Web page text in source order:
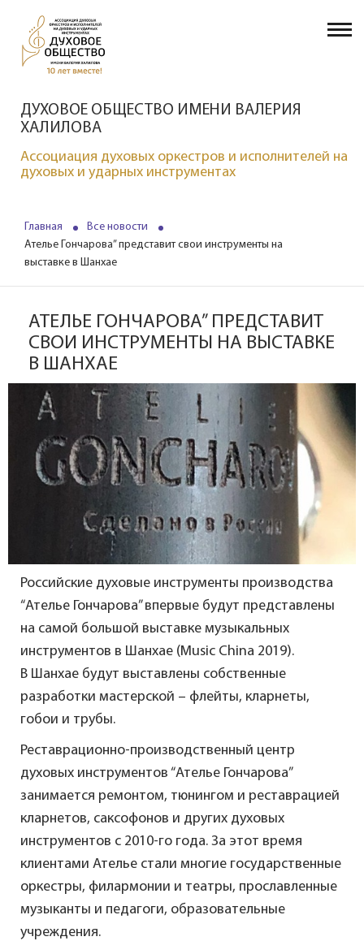
ДУХОВОЕ ОБЩЕСТВО ИМЕНИ ВАЛЕРИЯ
ХАЛИЛОВА
Ассоциация духовых оркестров и исполнителей на
духовых и ударных инструментах
Главная
Все новости
Ателье Гончарова” представит свои инструменты на
выставке в Шанхае
АТЕЛЬЕ ГОНЧАРОВА” ПРЕДСТАВИТ
СВОИ ИНСТРУМЕНТЫ НА ВЫСТАВКЕ
В ШАНХАЕ
Российские духовые инструменты производства
“Ателье Гончарова” впервые будут представлены
на самой большой выставке музыкальных
инструментов в Шанхае (Music China 2019).
В Шанхае будут выставлены собственные
разработки мастерской – флейты, кларнеты,
гобои и трубы.
Реставрационно-производственный центр
духовых инструментов “Ателье Гончарова”
занимается ремонтом, тюнингом и реставрацией
кларнетов, саксофонов и других духовых
инструментов с 2010-го года. За этот время
клиентами Ателье стали многие государственные
оркестры, филармонии и театры, прославленные
музыканты и педагоги, образовательные
учреждения.